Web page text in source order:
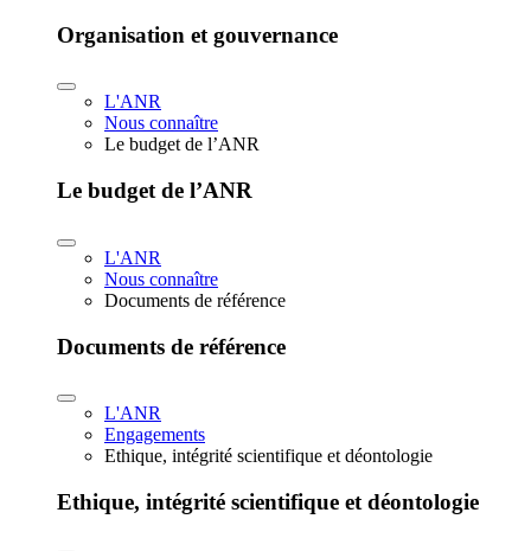
Organisation et gouvernance
L'ANR
Nous connaître
Le budget de l’ANR
Le budget de l’ANR
L'ANR
Nous connaître
Documents de référence
Documents de référence
L'ANR
Engagements
Ethique, intégrité scientifique et déontologie
Ethique, intégrité scientifique et déontologie